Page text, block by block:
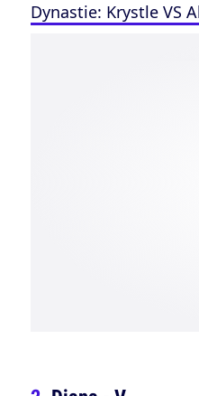
Dynastie: Krystle VS